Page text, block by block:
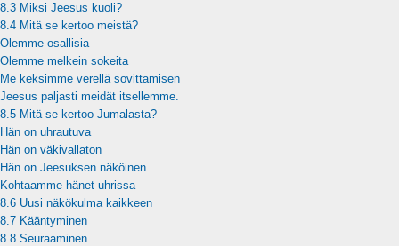
8.3 Miksi Jeesus kuoli?
8.4 Mitä se kertoo meistä?
Olemme osallisia
Olemme melkein sokeita
Me keksimme verellä sovittamisen
Jeesus paljasti meidät itsellemme.
8.5 Mitä se kertoo Jumalasta?
Hän on uhrautuva
Hän on väkivallaton
Hän on Jeesuksen näköinen
Kohtaamme hänet uhrissa
8.6 Uusi näkökulma kaikkeen
8.7 Kääntyminen
8.8 Seuraaminen